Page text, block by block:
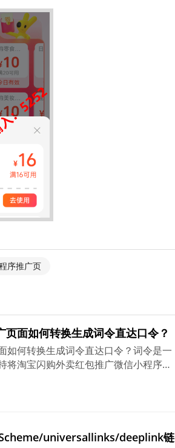
序推广页
面如何转换生成词令直达口令？
如何转换生成词令直达口令？词令是一
淘宝闪购外卖红包推广微信小程序页
universallinks/deeplink链